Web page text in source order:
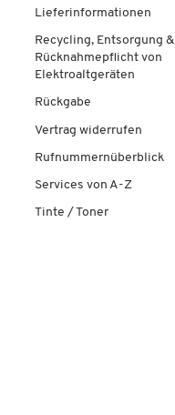
Lieferinformationen
Recycling, Entsorgung &
Rücknahmepflicht von
Elektroaltgeräten
Rückgabe
Vertrag widerrufen
Rufnummernüberblick
Services von A-Z
Tinte / Toner